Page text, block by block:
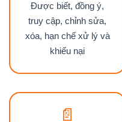
Được biết, đồng ý,
truy cập, chỉnh sửa,
xóa, hạn chế xử lý và
khiếu nại
📄